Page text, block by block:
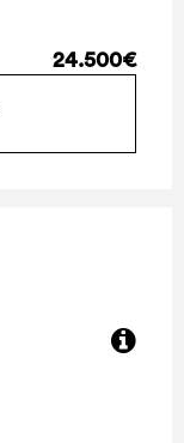
24.500€